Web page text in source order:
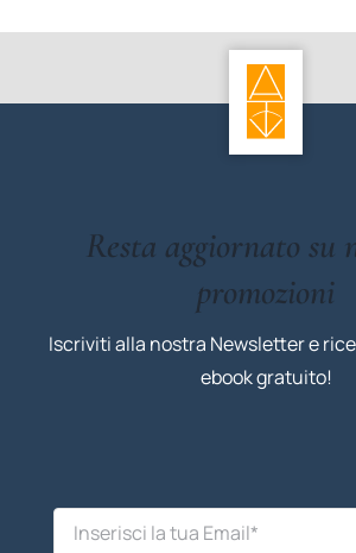
Resta aggiornato su
promozioni
Iscriviti alla nostra Newsletter e
ebook gratuito!